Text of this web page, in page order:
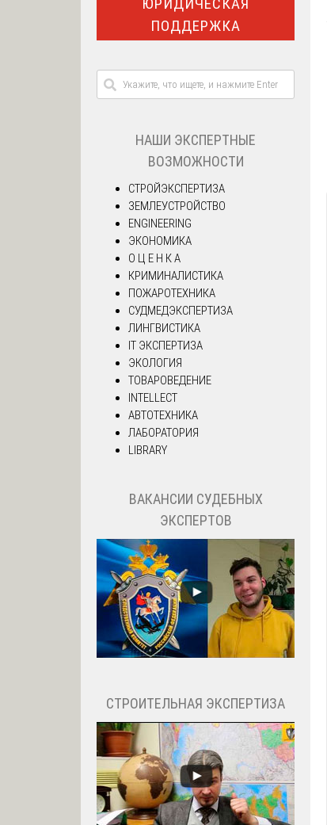
ПОДДЕРЖКА
НАШИ ЭКСПЕРТНЫЕ
ВОЗМОЖНОСТИ
СТРОЙЭКСПЕРТИЗА
ЗЕМЛЕУСТРОЙСТВО
ENGINEERING
ЭКОНОМИКА
О Ц Е Н К А
КРИМИНАЛИСТИКА
ПОЖАРОТЕХНИКА
СУДМЕДЭКСПЕРТИЗА
ЛИНГВИСТИКА
IT ЭКСПЕРТИЗА
ЭКОЛОГИЯ
ТОВАРОВЕДЕНИЕ
INTELLECT
АВТОТЕХНИКА
ЛАБОРАТОРИЯ
LIBRARY
ВАКАНСИИ СУДЕБНЫХ
ЭКСПЕРТОВ
СТРОИТЕЛЬНАЯ ЭКСПЕРТИЗА